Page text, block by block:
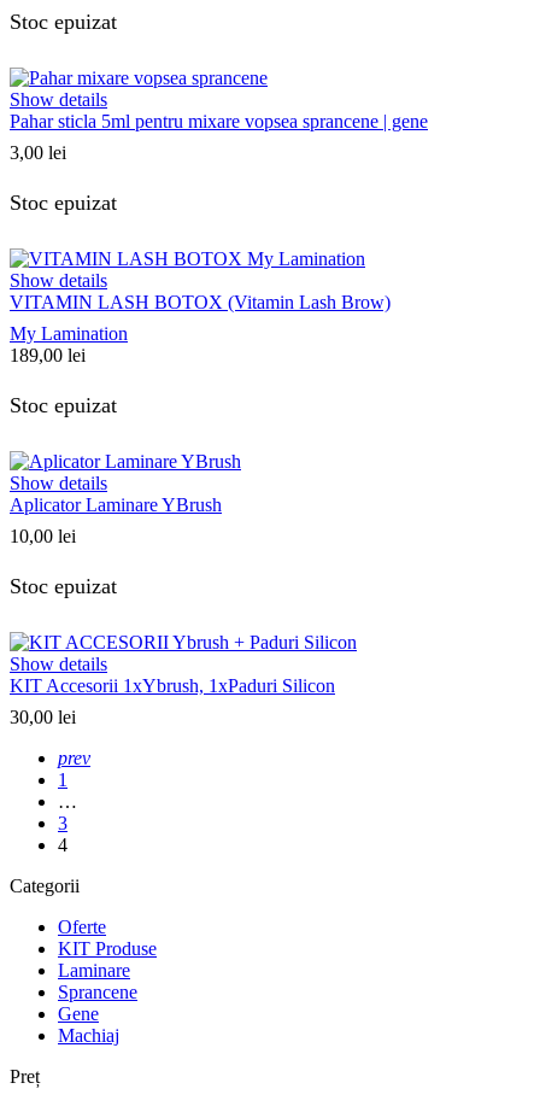
Stoc epuizat
Show details
Pahar sticla 5ml pentru mixare vopsea sprancene | gene
3,00 lei
Stoc epuizat
Show details
VITAMIN LASH BOTOX (Vitamin Lash Brow)
My Lamination
189,00 lei
Stoc epuizat
Show details
Aplicator Laminare YBrush
10,00 lei
Stoc epuizat
Show details
KIT Accesorii 1xYbrush, 1xPaduri Silicon
30,00 lei
prev
1
…
3
4
Categorii
Oferte
KIT Produse
Laminare
Sprancene
Gene
Machiaj
Preț